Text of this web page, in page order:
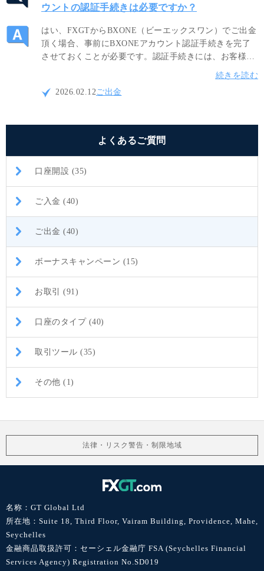
ウントの認証手続きは必要ですか？
はい、FXGTからBXONE（ビーエックスワン）でご出金
頂く場合、事前にBXONEアカウント認証手続きを完了
させておくことが必要です。認証手続きには、お客様の
登録名、メールアドレス、アカウントIDを確認できるス
クリーンショットをアップロードしてください。
続きを読む
2026.02.12 ご出金
よくあるご質問
口座開設 (35)
ご入金 (40)
ご出金 (40)
ボーナスキャンペーン (15)
お取引 (91)
口座のタイプ (40)
取引ツール (35)
その他 (1)
法律・リスク警告・制限地域
名称：GT Global Ltd
所在地：Suite 18, Third Floor, Vairam Building, Providence, Mahe,
Seychelles
金融商品取扱許可：セーシェル金融庁 FSA (Seychelles Financial
Services Agency) Registration No.SD019